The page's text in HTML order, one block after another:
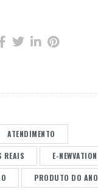
ATENDIMENTO
REAIS E-NEWVATION
PRODUTO DO ANO